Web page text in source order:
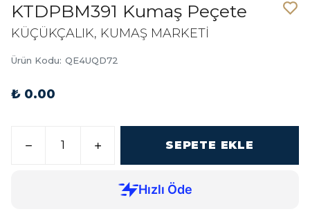
KTDPBM391 Kumaş Peçete
KÜÇÜKÇALIK, KUMAŞ MARKETİ
Ürün Kodu: QE4UQD72
₺ 0.00
SEPETE EKLE